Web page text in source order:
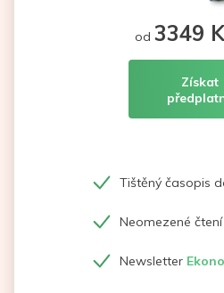
od 3349
Získat
Tištěný časopis
Neomezené
Newsletter